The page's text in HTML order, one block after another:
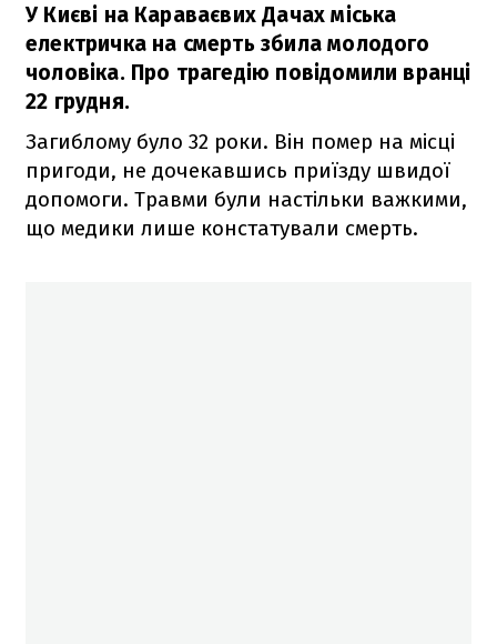
У Києві на Караваєвих Дачах міська
електричка на смерть збила молодого
чоловіка. Про трагедію повідомили вранці
22 грудня.
Загиблому було 32 роки. Він помер на місці
пригоди, не дочекавшись приїзду швидої
допомоги. Травми були настільки важкими,
що медики лише констатували смерть.